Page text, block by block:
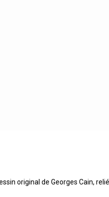
original de Georges Cain,